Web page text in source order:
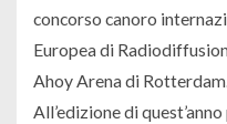
concorso canoro
Europea di
Ahoy Arena di
All’edizione di